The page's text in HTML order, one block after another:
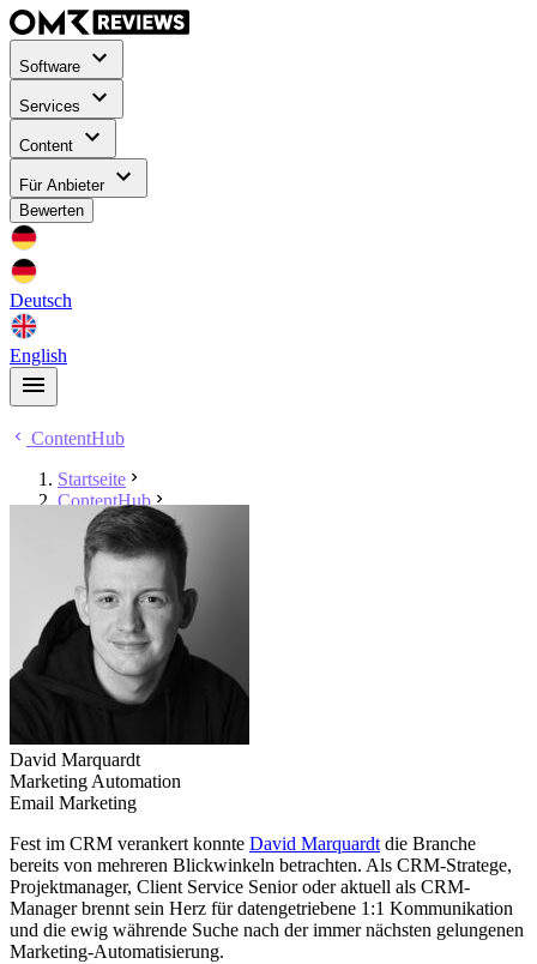
Software
Services
Content
Für Anbieter
Bewerten
Deutsch
English
ContentHub
Startseite
ContentHub
David Marquardt
David Marquardt
Marketing Automation
Email Marketing
Fest im CRM verankert konnte David Marquardt die Branche
bereits von mehreren Blickwinkeln betrachten. Als CRM-Stratege,
Projektmanager, Client Service Senior oder aktuell als CRM-
Manager brennt sein Herz für datengetriebene 1:1 Kommunikation
und die ewig währende Suche nach der immer nächsten gelungenen
Marketing-Automatisierung.